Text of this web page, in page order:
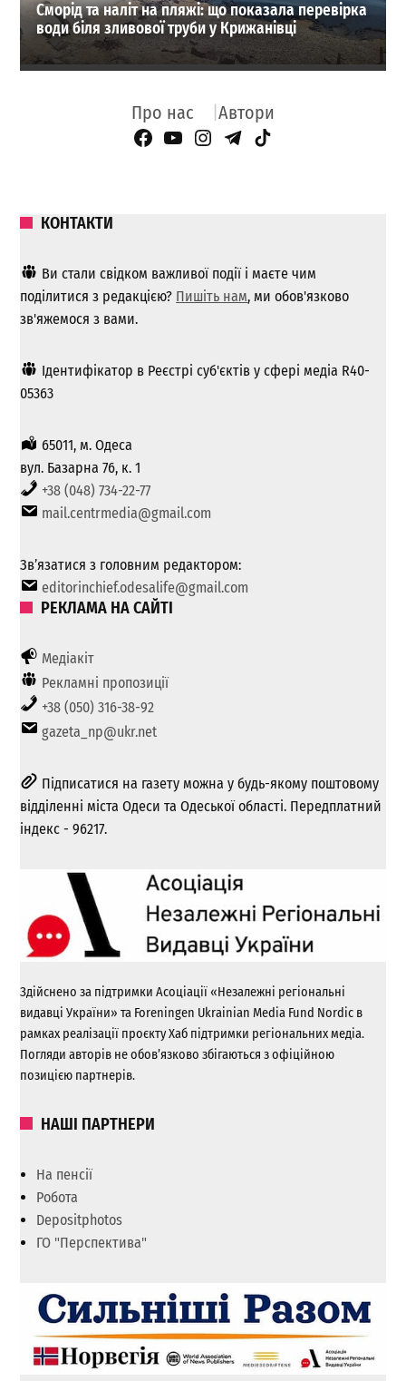
Сморід та наліт на пляжі: що показала перевірка
води біля зливової труби у Крижанівці
Про нас Автори
Facebook Page
YouTube
Instagram
Telegram
TikTok
КОНТАКТИ
Ви стали свідком важливої ​​події і маєте чим
поділитися з редакцією? Пишіть нам, ми обов'язково
зв'яжемося з вами.
Ідентифікатор в Реєстрі суб'єктів у сфері медіа R40-
05363
65011, м. Одеса
вул. Базарна 76, к. 1
+38 (048) 734-22-77
mail.centrmedia@gmail.com
Зв’язатися з головним редактором:
editorinchief.odesalife@gmail.com
РЕКЛАМА НА САЙТІ
Медіакіт
Рекламні пропозиції
+38 (050) 316-38-92
gazeta_np@ukr.net
Підписатися на газету можна у будь-якому поштовому
відділенні міста Одеси та Одеської області. Передплатний
індекс - 96217.
Здійснено за підтримки Асоціації «Незалежні регіональні
видавці України» та Foreningen Ukrainian Media Fund Nordic в
рамках реалізації проєкту Хаб підтримки регіональних медіа.
Погляди авторів не обов’язково збігаються з офіційною
позицією партнерів.
НАШІ ПАРТНЕРИ
На пенсії
Робота
Depositphotos
ГО "Перспектива"